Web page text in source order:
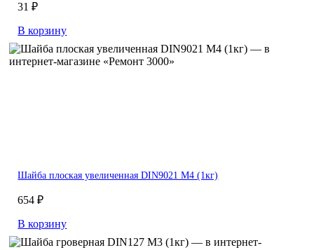
31 ₽
В корзину
Шайба плоская увеличенная DIN9021 М4 (1кг)
654 ₽
В корзину